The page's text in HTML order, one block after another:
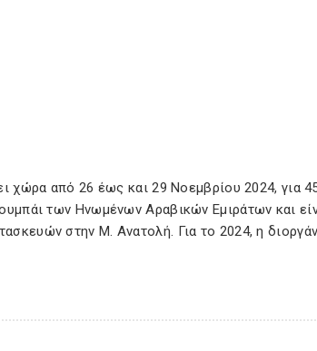
χώρα από 26 έως και 29 Νοεμβρίου 2024, για
των Ηνωμένων Αραβικών Εμιράτων και
στην Μ. Ανατολή. Για το 2024, η